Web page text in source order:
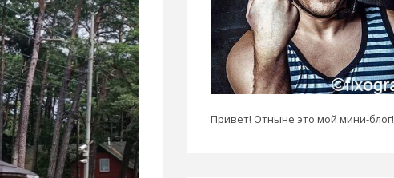
Привет! Отныне это мой мини-блог!